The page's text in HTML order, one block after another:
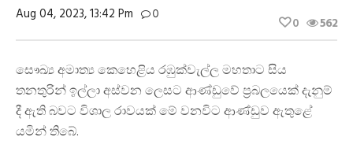
Aug 04, 2023, 13:42 Pm 0 562
0
සෞඛ්ය අමාත්ය කෙහෙළිය රඹුක්වැල්ල මහතාට සිය
තනතුරින් ඉල්ලා අස්වන ලෙසට ආණ්ඩුවේ ප්රබලයෙක් දැනුම්
දී ඇති බවට විශාල රාවයක් මේ වනවිට ආණ්ඩුව ඇතුළේ
යමින් තිබේ.